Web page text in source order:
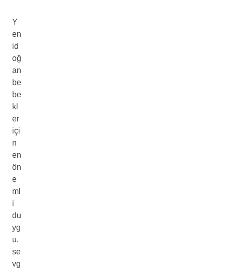
Y
en
id
oğ
an
be
be
kl
er
içi
n
en
ön
e
ml
i
du
yg
u,
se
vg